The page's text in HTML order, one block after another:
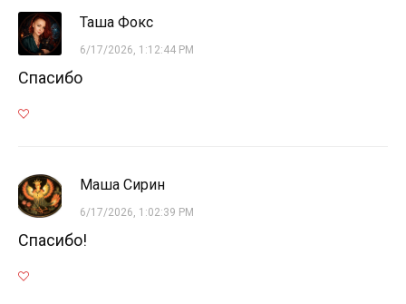
Таша Фокс
6/17/2026, 1:12:44 PM
Спасибо
Маша Сирин
6/17/2026, 1:02:39 PM
Спасибо!